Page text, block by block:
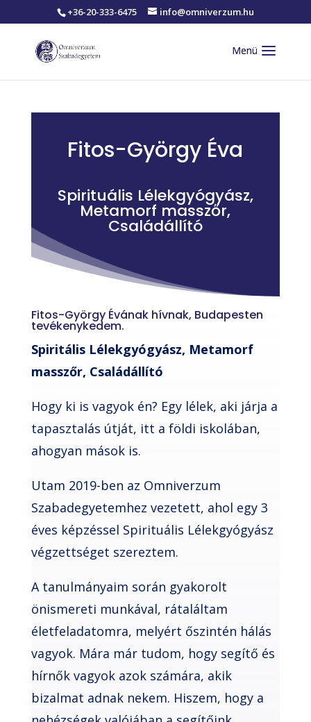
+36-20-333-6475 info@omniverzum.hu
Fitos-György Éva
Spirituális Lélekgyógyász,
Metamorf masszőr,
Családállító
Fitos-György Évának hívnak, Budapesten
tevékenykedem.
Spiritális Lélekgyógyász, Metamorf
masszőr, Családállító
Hogy ki is vagyok én? Egy lélek, aki járja a
tapasztalás útját, itt a földi iskolában,
ahogyan mások is.
Utam 2019-ben az Omniverzum
Szabadegyetemhez vezetett, ahol egy 3
éves képzéssel Spirituális Lélekgyógyász
végzettséget szereztem.
A tanulmányaim során gyakorolt
önismereti munkával, rátaláltam
életfeladatomra, melyért őszintén hálás
vagyok. Mára már tudom, hogy segítő és
hírnők vagyok azok számára, akik
bizalmat adnak nekem. Hiszem, hogy a